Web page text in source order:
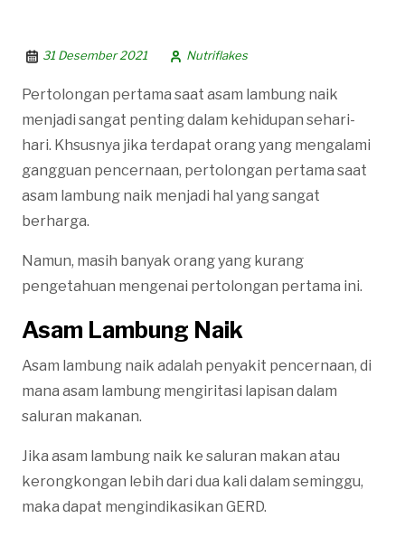
31 Desember 2021 Nutriflakes
Pertolongan pertama saat asam lambung naik
menjadi sangat penting dalam kehidupan sehari-
hari. Khsusnya jika terdapat orang yang mengalami
gangguan pencernaan, pertolongan pertama saat
asam lambung naik menjadi hal yang sangat
berharga.
Namun, masih banyak orang yang kurang
pengetahuan mengenai pertolongan pertama ini.
Asam Lambung Naik
Asam lambung naik adalah penyakit pencernaan, di
mana asam lambung mengiritasi lapisan dalam
saluran makanan.
Jika asam lambung naik ke saluran makan atau
kerongkongan lebih dari dua kali dalam seminggu,
maka dapat mengindikasikan GERD.